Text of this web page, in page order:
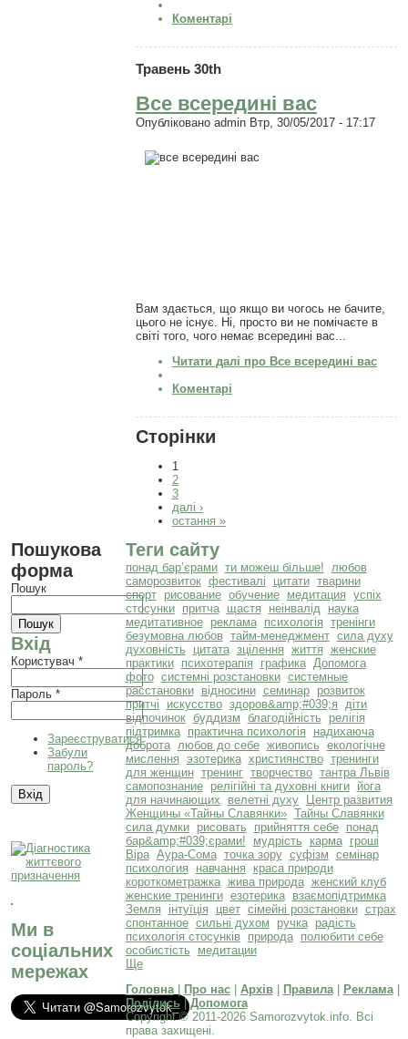
Коментарі
Травень 30th
Все всередині вас
Опубліковано adminВтр, 30/05/2017 - 17:17
Вам здається, що якщо ви чогось не бачите,
цього не існує. Ні, просто ви не помічаєте в
світі того, чого немає всередині вас...
Читати далі про Все всередині вас
Коментарі
Сторінки
1
2
3
далі ›
остання »
Пошукова
форма
Пошук
Вхід
Користувач*
Пароль*
Зареєструватися
Забули
пароль?
Ми в
соціальних
мережах
Теги сайту
понад бар’єрами ти можеш більше! любов
саморозвиток фестивалі цитати тварини
спорт
рисование обучение медитация успіх
стосунки
притча щастя неінвалід
наука
медитативное
реклама психологія тренінги
безумовна любов тайм-менеджмент сила духу
духовність
цитата зцілення життя женские
практики
психотерапія графика Допомога
фото системні розстановки системные
расстановки
відносини семинар
розвиток
притчі
искусство здоров&amp;#039;я діти
відпочинок буддизм благодійність
релігія
підтримка
практична психологія
надихаюча
доброта любов до себе живопись екологічне
мислення эзотерика християнство тренинги
для женщин тренинг творчество тантра Львів
самопознание
релігійні та духовні книги
йога
для начинающих
велетні духу
Центр развития
Женщины «Тайны Славянки» Тайны Славянки
сила думки
рисовать прийняття себе
понад
бар&amp;#039;єрами!
мудрість карма
гроші
Віра Аура-Сома точка зору суфізм семінар
психология
навчання
краса природи
короткометражка жива природа женский клуб
женские тренинги езотерика
взаємопідтримка
Земля
інтуїція цвет сімейні розстановки страх
спонтанное сильні духом ручка
радість
психологія стосунків
природа
полюбити себе
особистість
медитации
Ще
Головна| Про нас| Архів| Правила| Реклама|
Поділись|Допомога
Copyright © 2011-2026 Samorozvytok.info. Всі
права захищені.